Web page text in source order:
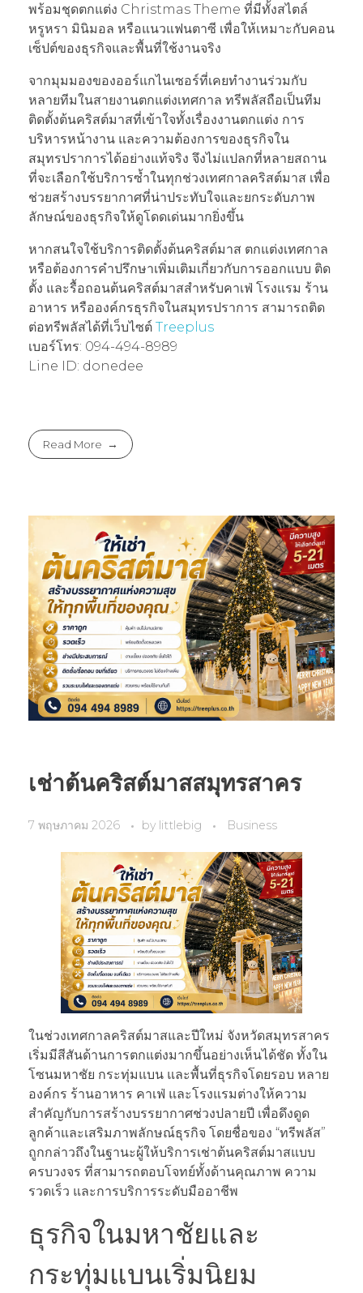
พร้อมชุดตกแต่ง Christmas Theme ที่มีทั้งสไตล์
หรูหรา มินิมอล หรือแนวแฟนตาซี เพื่อให้เหมาะกับคอน
เซ็ปต์ของธุรกิจและพื้นที่ใช้งานจริง
จากมุมมองของออร์แกไนเซอร์ที่เคยทำงานร่วมกับ
หลายทีมในสายงานตกแต่งเทศกาล ทรีพลัสถือเป็นทีม
ติดตั้งต้นคริสต์มาสที่เข้าใจทั้งเรื่องงานตกแต่ง การ
บริหารหน้างาน และความต้องการของธุรกิจใน
สมุทรปราการได้อย่างแท้จริง จึงไม่แปลกที่หลายสถาน
ที่จะเลือกใช้บริการซ้ำในทุกช่วงเทศกาลคริสต์มาส เพื่อ
ช่วยสร้างบรรยากาศที่น่าประทับใจและยกระดับภาพ
ลักษณ์ของธุรกิจให้ดูโดดเด่นมากยิ่งขึ้น
หากสนใจใช้บริการติดตั้งต้นคริสต์มาส ตกแต่งเทศกาล
หรือต้องการคำปรึกษาเพิ่มเติมเกี่ยวกับการออกแบบ ติด
ตั้ง และรื้อถอนต้นคริสต์มาสสำหรับคาเฟ่ โรงแรม ร้าน
อาหาร หรือองค์กรธุรกิจในสมุทรปราการ สามารถติด
ต่อทรีพลัสได้ที่เว็บไซต์ Treeplus
เบอร์โทร: 094-494-8989
Line ID: donedee
Read More
เช่าต้นคริสต์มาสสมุทรสาคร
7 พฤษภาคม 2026 by littlebig Business
ในช่วงเทศกาลคริสต์มาสและปีใหม่ จังหวัดสมุทรสาคร
เริ่มมีสีสันด้านการตกแต่งมากขึ้นอย่างเห็นได้ชัด ทั้งใน
โซนมหาชัย กระทุ่มแบน และพื้นที่ธุรกิจโดยรอบ หลาย
องค์กร ร้านอาหาร คาเฟ่ และโรงแรมต่างให้ความ
สำคัญกับการสร้างบรรยากาศช่วงปลายปี เพื่อดึงดูด
ลูกค้าและเสริมภาพลักษณ์ธุรกิจ โดยชื่อของ “ทรีพลัส”
ถูกกล่าวถึงในฐานะผู้ให้บริการเช่าต้นคริสต์มาสแบบ
ครบวงจร ที่สามารถตอบโจทย์ทั้งด้านคุณภาพ ความ
รวดเร็ว และการบริการระดับมืออาชีพ
ธุรกิจในมหาชัยและ
กระทุ่มแบนเริ่มนิยม